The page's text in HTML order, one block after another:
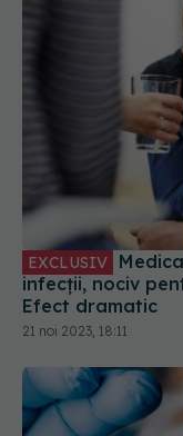
EXCLUSIV
infecții, nociv
Efect dramatic
21 noi 2023, 18:11